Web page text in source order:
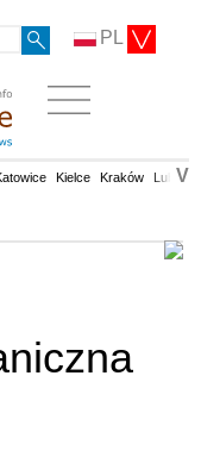
PL
Kielce Kraków Lublin
V